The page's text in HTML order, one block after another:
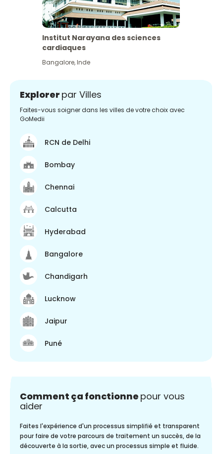
Institut Narayana des sciences
cardiaques
Bangalore,Inde
Explorer par Villes
Faites-vous soigner dans les villes de votre choix avec
GoMedii
RCN de Delhi
Bombay
Chennai
Calcutta
Hyderabad
Bangalore
Chandigarh
Lucknow
Jaipur
Puné
Comment ça fonctionne pour vous
aider
Faites l'expérience d'un processus simplifié et transparent
pour faire de votre parcours de traitement un succès, de la
découverte à la sortie, avec un processus simple et fluide.